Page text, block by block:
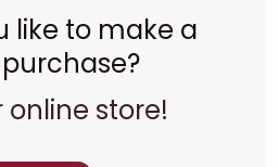
like to make a
online store!